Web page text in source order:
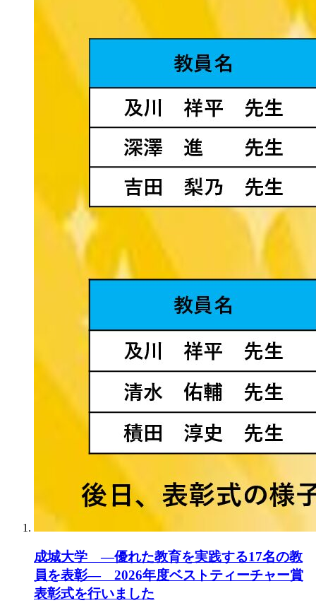
成城大学 ―優れた教育を実践する17名の教
員を表彰― 2026年度ベストティーチャー賞
表彰式を行いました